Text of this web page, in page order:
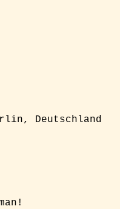
Deutschland